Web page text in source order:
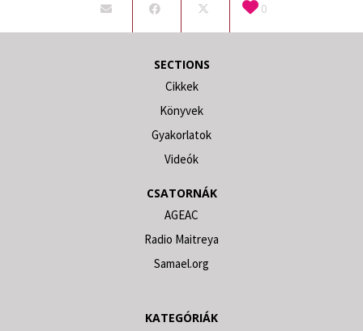
0
SECTIONS
Cikkek
Könyvek
Gyakorlatok
Videók
CSATORNÁK
AGEAC
Radio Maitreya
Samael.org
KATEGÓRIÁK